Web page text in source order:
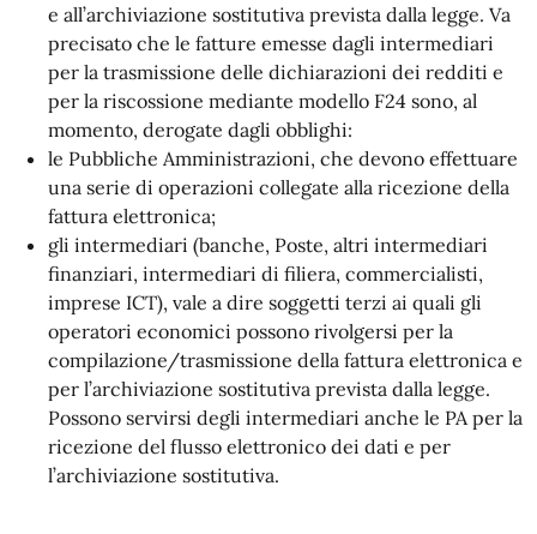
e all’archiviazione sostitutiva prevista dalla legge. Va
precisato che le fatture emesse dagli intermediari
per la trasmissione delle dichiarazioni dei redditi e
per la riscossione mediante modello F24 sono, al
momento, derogate dagli obblighi:
le Pubbliche Amministrazioni, che devono effettuare
una serie di operazioni collegate alla ricezione della
fattura elettronica;
gli intermediari (banche, Poste, altri intermediari
finanziari, intermediari di filiera, commercialisti,
imprese ICT), vale a dire soggetti terzi ai quali gli
operatori economici possono rivolgersi per la
compilazione/trasmissione della fattura elettronica e
per l’archiviazione sostitutiva prevista dalla legge.
Possono servirsi degli intermediari anche le PA per la
ricezione del flusso elettronico dei dati e per
l’archiviazione sostitutiva.